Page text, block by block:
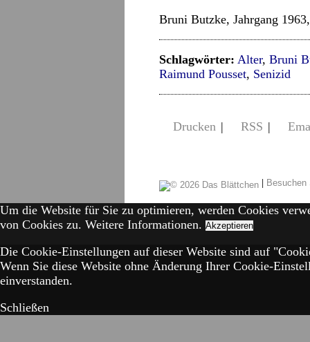
Bruni Butzke, Jahrgang
Schlagwörter: Alter, Bruni
Raimund Pousset, Senizid
Drucken | RSS |
|
Um die Website für Sie zu optimieren, werden Cookies
von Cookies zu. Weitere Informationen. Akzeptieren
Die Cookie-Einstellungen auf dieser Website sind auf
Wenn Sie diese Website ohne Änderung Ihrer Cookie-
einverstanden.
Schließen